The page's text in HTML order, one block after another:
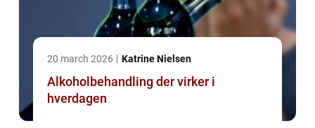
20 march 2026 Katrine Nielsen
Alkoholbehandling der virker i
hverdagen